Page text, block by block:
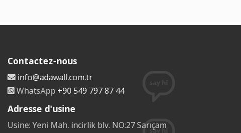
Contactez-nous
info@adawall.com.tr
WhatsApp +90 549 797 87 44
Adresse d'usine
Usine: Yeni Mah. incirlik blv. NO:27 Sarıçam